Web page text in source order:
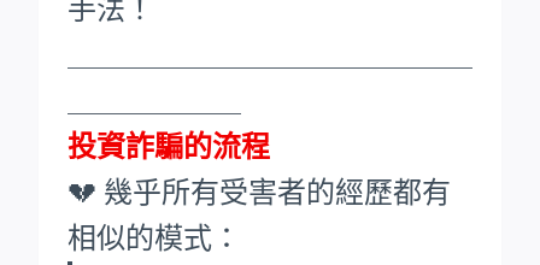
手法！
投資詐騙的流程
💔 幾乎所有受害者的經歷都有
相似的模式：